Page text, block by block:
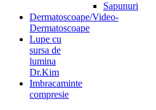
Sapunuri
Dermatoscoape/Video-
Dermatoscoape
Lupe cu
sursa de
lumina
Dr.Kim
Imbracaminte
compresie